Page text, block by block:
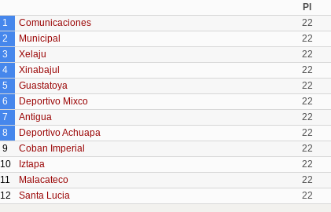
Pl
1
Comunicaciones 22
2
Municipal 22
3
Xelaju 22
4
Xinabajul 22
5
Guastatoya 22
6
Deportivo Mixco 22
7
Antigua 22
8
Deportivo Achuapa 22
9
Coban Imperial 22
10
Iztapa 22
11
Malacateco 22
12
Santa Lucia 22